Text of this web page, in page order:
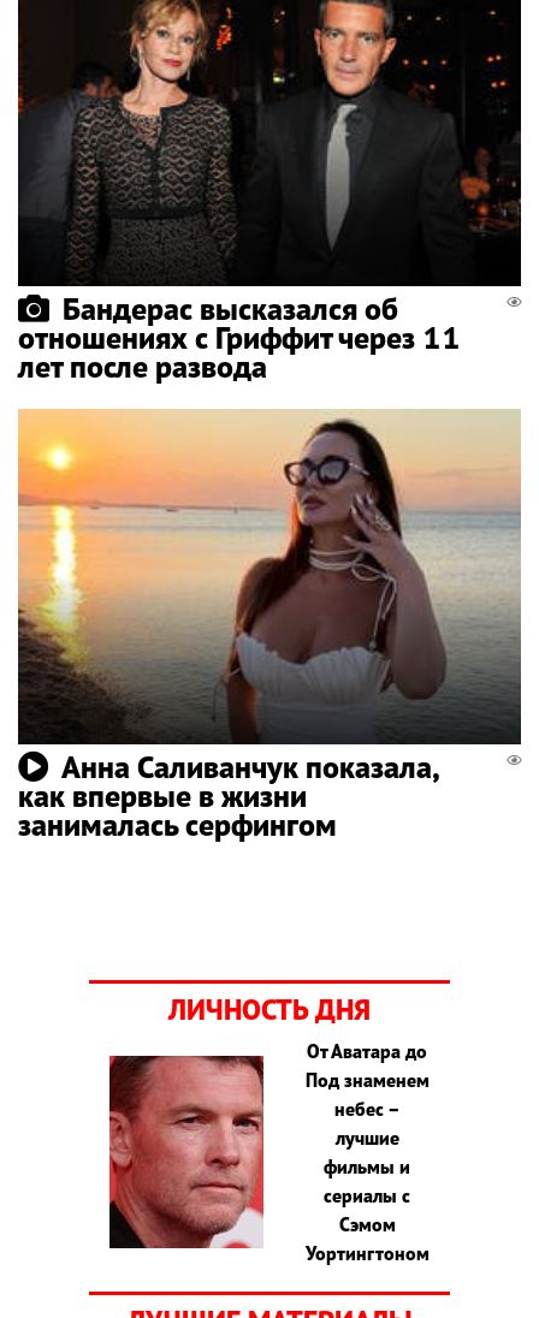
Бандерас высказался об
отношениях с Гриффит через 11
лет после развода
Анна Саливанчук показала,
как впервые в жизни
занималась серфингом
ЛИЧНОСТЬ ДНЯ
От Аватара до
Под знаменем
небес –
лучшие
фильмы и
сериалы с
Сэмом
Уортингтоном